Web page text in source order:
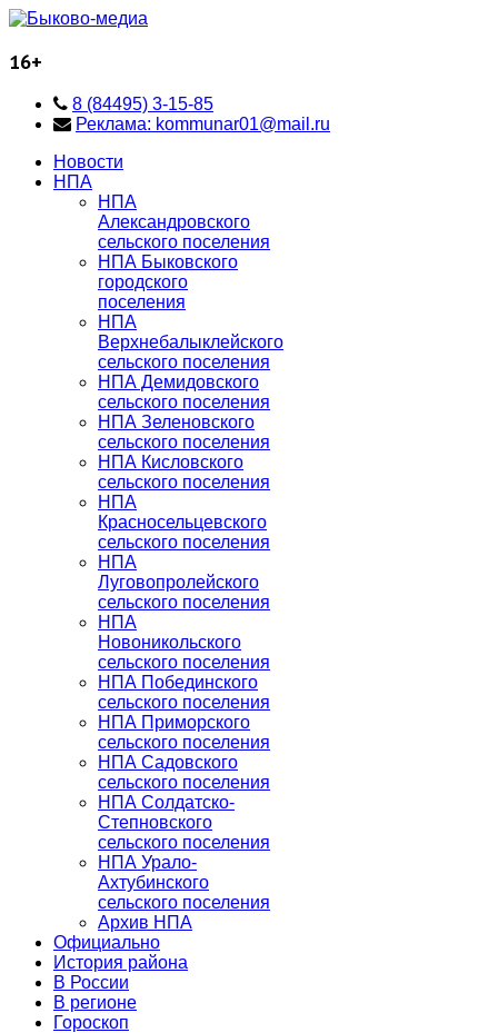
16+
8 (84495) 3-15-85
Реклама: kommunar01@mail.ru
Новости
НПА
НПА
Александровского
сельского поселения
НПА Быковского
городского
поселения
НПА
Верхнебалыклейского
сельского поселения
НПА Демидовского
сельского поселения
НПА Зеленовского
сельского поселения
НПА Кисловского
сельского поселения
НПА
Красносельцевского
сельского поселения
НПА
Луговопролейского
сельского поселения
НПА
Новоникольского
сельского поселения
НПА Побединского
сельского поселения
НПА Приморского
сельского поселения
НПА Садовского
сельского поселения
НПА Солдатско-
Степновского
сельского поселения
НПА Урало-
Ахтубинского
сельского поселения
Архив НПА
Официально
История района
В России
В регионе
Гороскоп